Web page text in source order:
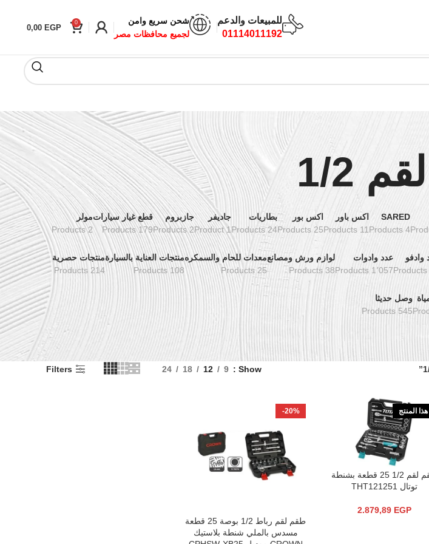
للمبيعات والدعم
01114011192
شحن سريع وامن
لجميع محافظات مصر
0
0,00 EGP
1/2
SARED
4 Products
اكس باور
11 Products
اكس بور
25 Products
بطاريات
24 Products
جاديفر
1 Product
جازبروم
2 Products
قطع غيار سيارات
179 Products
مولر
2 Products
وادفو
عدد وادوات
1٬057 Products
لوازم ورش ومصانع
38 Products
معدات للحام والسمكره
25 Products
منتجات العناية بالسيارة
108 Products
منتجات حصرية
214 Products
وصل حديثا
545 Products
Show
9
12
18
24
Filters
المنتج
المزيد
طقم لقم 1/2 25 قطعة بشنطة
توتال THT121251
2.879,89 EGP
-20%
إضافة إلى السلة
طقم لقم رباط 1/2 بوصة 25 قطعة
مسدس بالملي شنطة بلاستيك